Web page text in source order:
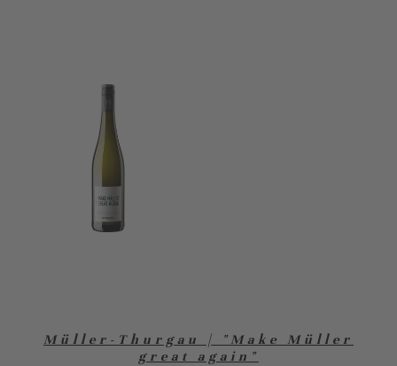
Müller-Thurgau | "Make Müller
great again"